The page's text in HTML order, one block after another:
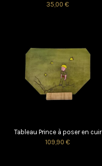
35,00 €
Tableau Prince à poser en cuir
109,90 €